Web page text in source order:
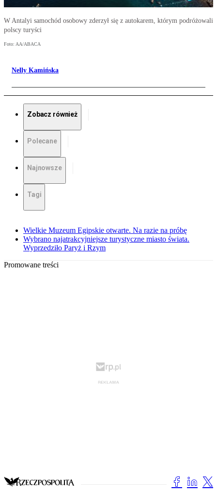
W Antalyi samochód osobowy zderzył się z autokarem, którym podróżowali
polscy turyści
Foto: AA/ABACA
Nelly Kamińska
Zobacz również
Polecane
Najnowsze
Tagi
Wielkie Muzeum Egipskie otwarte. Na razie na próbę
Wybrano najatrakcyjniejsze turystyczne miasto świata.
Wyprzedziło Paryż i Rzym
Promowane treści